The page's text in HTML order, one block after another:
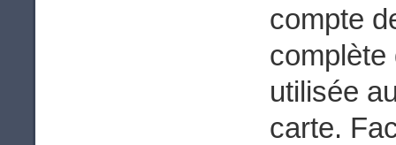
compte
complète
utilisée
carte.